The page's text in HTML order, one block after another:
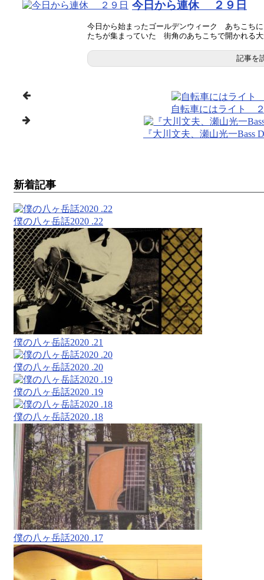
今日から連休 ２９日
今日から始まったゴールデンウィーク あちこち
たちが集まっていた 街角のあちこちで開かれる大
記事を
自転車にはライト
『大川文夫、瀬山光一Bass
新着記事
僕の八ヶ岳話2020 .22
僕の八ヶ岳話2020 .21
僕の八ヶ岳話2020 .20
僕の八ヶ岳話2020 .19
僕の八ヶ岳話2020 .18
僕の八ヶ岳話2020 .17